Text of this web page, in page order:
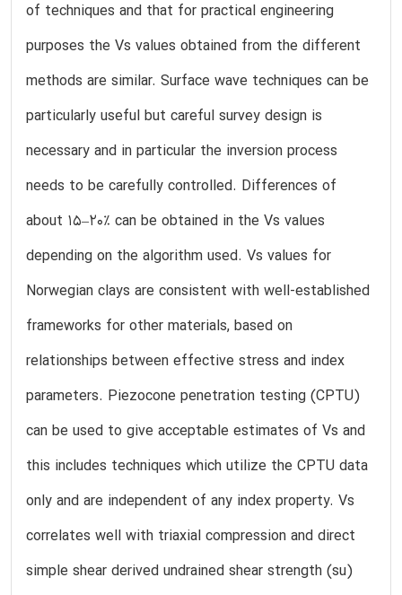
of techniques and that for practical engineering
purposes the Vs values obtained from the different
methods are similar. Surface wave techniques can be
particularly useful but careful survey design is
necessary and in particular the inversion process
needs to be carefully controlled. Differences of
about 15–20% can be obtained in the Vs values
depending on the algorithm used. Vs values for
Norwegian clays are consistent with well-established
frameworks for other materials, based on
relationships between effective stress and index
parameters. Piezocone penetration testing (CPTU)
can be used to give acceptable estimates of Vs and
this includes techniques which utilize the CPTU data
only and are independent of any index property. Vs
correlates well with triaxial compression and direct
simple shear derived undrained shear strength (su)